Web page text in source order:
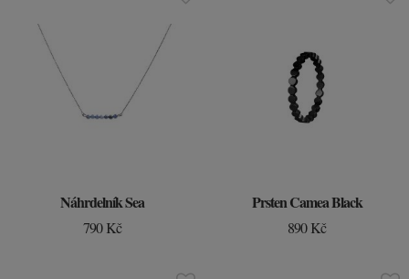
Náhrdelník Sea
790 Kč
Prsten Camea Black
890 Kč